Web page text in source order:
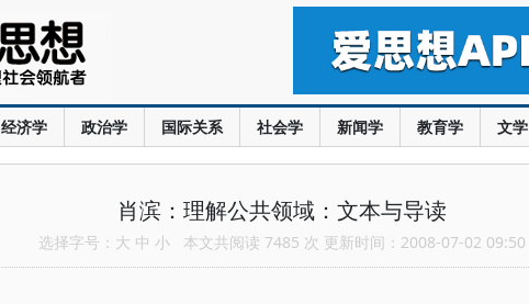
经济学 政治学 国际关系 社会学 新闻学 教育学 文学
肖滨：理解公共领域：文本与导读
选择字号： 大 中 小 本文共阅读 7485 次 更新时间：2008-07-02 09:50